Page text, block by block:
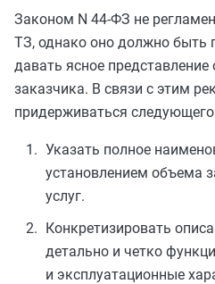
Законом N 44-ФЗ не
ТЗ, однако оно должно
давать ясное
заказчика. В связи с этим
придерживаться
Указать полное
установлением объема
услуг.
Конкретизировать
детально и четко
и эксплуатационные